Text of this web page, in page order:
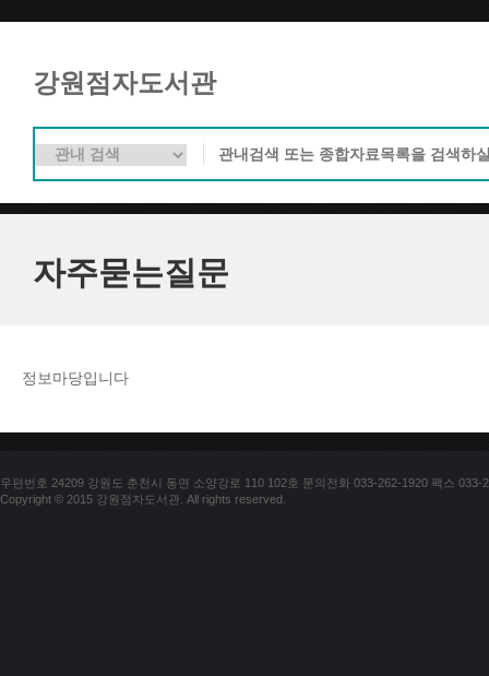
강원점자도서관
자주묻는질문
정보마당입니다
우편번호 24209 강원도 춘천시 동면 소양강로 110 102호 문의전화 033-262-1920 팩스 033-
Copyright © 2015 강원점자도서관. All rights reserved.